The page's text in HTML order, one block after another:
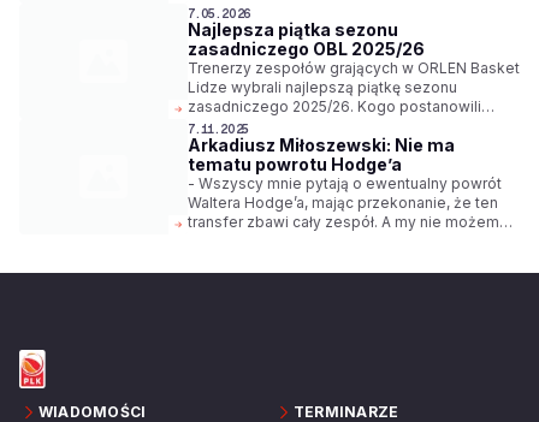
Warszawa.
7.05.2026
Najlepsza piątka sezonu
zasadniczego OBL 2025/26
Trenerzy zespołów grających w ORLEN Basket
Lidze wybrali najlepszą piątkę sezonu
zasadniczego 2025/26. Kogo postanowili
wyróżnić?
7.11.2025
Arkadiusz Miłoszewski: Nie ma
tematu powrotu Hodge’a
- Wszyscy mnie pytają o ewentualny powrót
Waltera Hodge’a, mając przekonanie, że ten
transfer zbawi cały zespół. A my nie możemy
WIADOMOŚCI TERMINARZE